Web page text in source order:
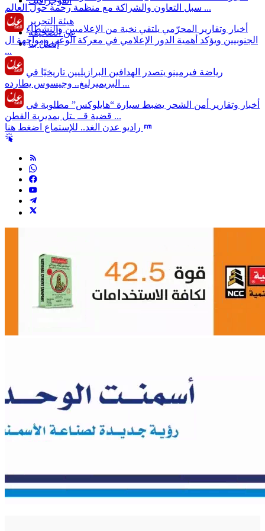
هيئة التحرير
عن الصحيفة
إتصل بنا
سبل التعاون والشراكة مع منظمة رحمة حول العالم ...
أخبار وتقارير
المحرّمي يلتقي نخبة من الإعلاميين والنشطاء
الجنوبيين ويؤكد أهمية الدور الإعلامي في معركة الوعي ومواجهة ال
...
رياضة فيرمينو يتصدر الهدافين البرازيليين تاريخيًا في
البريميرليغ.. وجيسوس يطارده ...
أخبار وتقارير
أمن الشحر يضبط سيارة “هايلوكس” مطلوبة في
قضية قــ ـتل بمديرية القطن ...